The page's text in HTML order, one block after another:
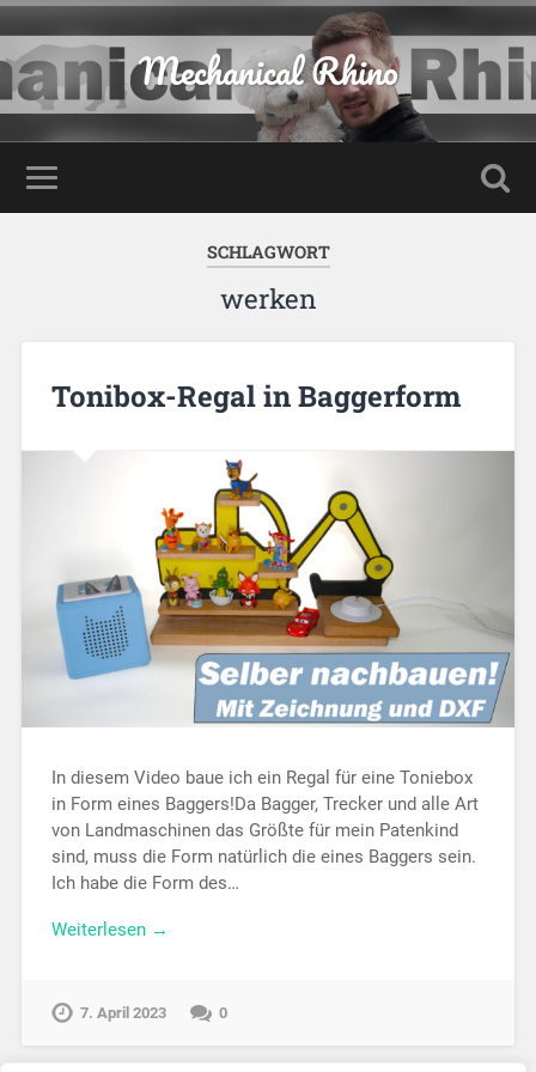
Mechanical Rhino
SCHLAGWORT
werken
Tonibox-Regal in Baggerform
In diesem Video baue ich ein Regal für eine Toniebox
in Form eines Baggers!Da Bagger, Trecker und alle Art
von Landmaschinen das Größte für mein Patenkind
sind, muss die Form natürlich die eines Baggers sein.
Ich habe die Form des…
Weiterlesen →
7. April 2023 0